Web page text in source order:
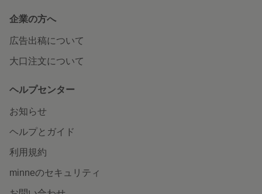
企業の方へ
広告出稿について
大口注文について
ヘルプセンター
お知らせ
ヘルプとガイド
利用規約
minneのセキュリティ